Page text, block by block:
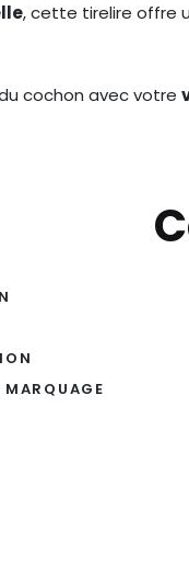
, cette tirelire offre
cochon avec votre